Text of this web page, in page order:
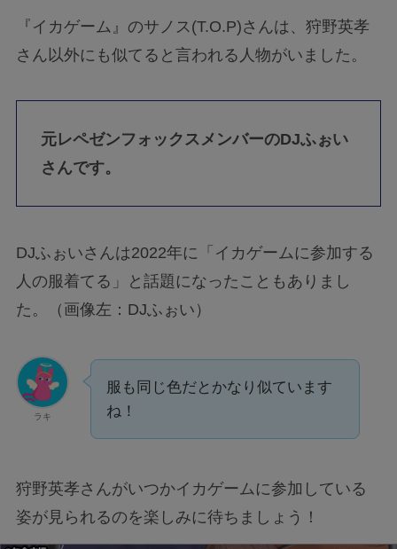
『イカゲーム』のサノス(T.O.P)さんは、狩野英孝
さん以外にも似てると言われる人物がいました。
元レペゼンフォックスメンバーのDJふぉい
さんです。
DJふぉいさんは2022年に「イカゲームに参加する
人の服着てる」と話題になったこともありまし
た。（画像左：DJふぉい）
ラキ
服も同じ色だとかなり似ています
ね！
狩野英孝さんがいつかイカゲームに参加している
姿が見られるのを楽しみに待ちましょう！